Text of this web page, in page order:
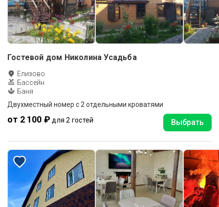
Гостевой дом Николина Усадьба
Елизово
Бассейн
Баня
Двухместный номер с 2 отдельными кроватями
от 2 100 ₽ для 2 гостей Выбрать